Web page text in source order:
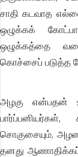
சாதி கடவாத
ஒழுக்கக்
ஒழுக்கத்தை
கொச்சைப் படுத்த
அழகு என்பதன்
பார்ப்பனியர்கள்,
சொகுசையும்,
தனது ஆணாதிக்கப்